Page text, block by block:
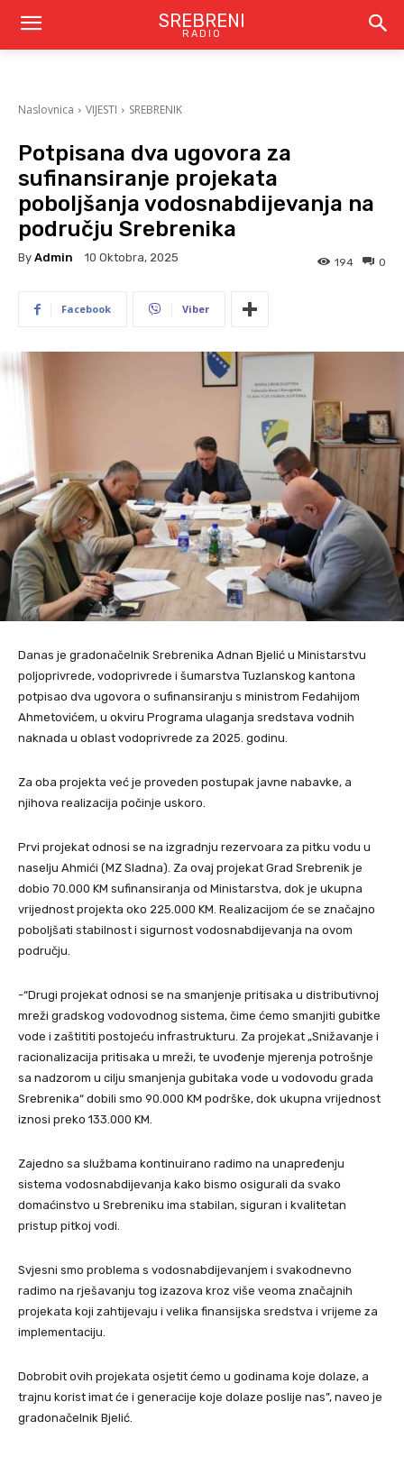
SREBRENI
RADIO
Naslovnica VIJESTI SREBRENIK
Potpisana dva ugovora za
sufinansiranje projekata
poboljšanja vodosnabdijevanja na
području Srebrenika
By Admin 10 Oktobra, 2025 0
194
Facebook Viber
Danas je gradonačelnik Srebrenika Adnan Bjelić u Ministarstvu
poljoprivrede, vodoprivrede i šumarstva Tuzlanskog kantona
potpisao dva ugovora o sufinansiranju s ministrom Fedahijom
Ahmetovićem, u okviru Programa ulaganja sredstava vodnih
naknada u oblast vodoprivrede za 2025. godinu.
Za oba projekta već je proveden postupak javne nabavke, a
njihova realizacija počinje uskoro.
Prvi projekat odnosi se na izgradnju rezervoara za pitku vodu u
naselju Ahmići (MZ Sladna). Za ovaj projekat Grad Srebrenik je
dobio 70.000 KM sufinansiranja od Ministarstva, dok je ukupna
vrijednost projekta oko 225.000 KM. Realizacijom će se značajno
poboljšati stabilnost i sigurnost vodosnabdijevanja na ovom
području.
-“Drugi projekat odnosi se na smanjenje pritisaka u distributivnoj
mreži gradskog vodovodnog sistema, čime ćemo smanjiti gubitke
vode i zaštititi postojeću infrastrukturu. Za projekat „Snižavanje i
racionalizacija pritisaka u mreži, te uvođenje mjerenja potrošnje
sa nadzorom u cilju smanjenja gubitaka vode u vodovodu grada
Srebrenika“ dobili smo 90.000 KM podrške, dok ukupna vrijednost
iznosi preko 133.000 KM.
Zajedno sa službama kontinuirano radimo na unapređenju
sistema vodosnabdijevanja kako bismo osigurali da svako
domaćinstvo u Srebreniku ima stabilan, siguran i kvalitetan
pristup pitkoj vodi.
Svjesni smo problema s vodosnabdijevanjem i svakodnevno
radimo na rješavanju tog izazova kroz više veoma značajnih
projekata koji zahtijevaju i velika finansijska sredstva i vrijeme za
implementaciju.
Dobrobit ovih projekata osjetit ćemo u godinama koje dolaze, a
trajnu korist imat će i generacije koje dolaze poslije nas”, naveo je
gradonačelnik Bjelić.